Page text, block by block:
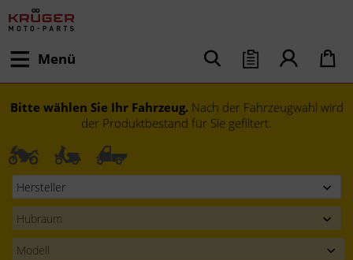
Menü
Bitte wählen Sie Ihr Fahrzeug. Nach der Fahrzeugwahl wird
der Produktbestand für Sie gefiltert.